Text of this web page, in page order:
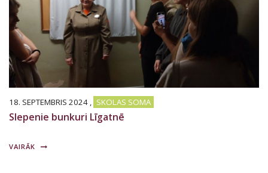
18. SEPTEMBRIS 2024 , SKOLAS SOMA
Slepenie bunkuri Līgatnē
VAIRĀK